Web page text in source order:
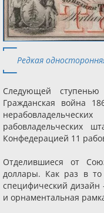
Редкая
Следующей
Гражданская война
рабовладельческих
Конфедерацией 11
Отделившиеся от
доллары. Как раз в
специфический дизайн
и орнаментальная